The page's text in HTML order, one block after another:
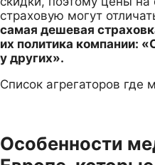
страховую могут
самая дешевая
их политика компании:
у других».
Список агрегаторов где
Особенности